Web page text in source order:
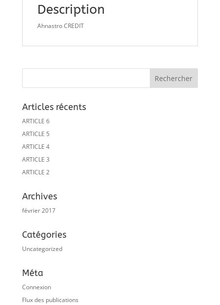
Description
Ahnastro CREDIT
Articles récents
ARTICLE 6
ARTICLE 5
ARTICLE 4
ARTICLE 3
ARTICLE 2
Archives
février 2017
Catégories
Uncategorized
Méta
Connexion
Flux des publications